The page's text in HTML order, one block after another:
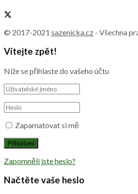
© 2017-2021 sazenicka.cz - Všechna
Vítejte zpět!
Níže se přihlaste do vašeho účtu
Zapamatovat si mě
Zapomněli jste heslo?
Načtěte vaše heslo